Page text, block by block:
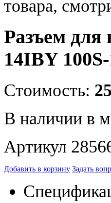
товара,
Разъем для
14IBY
Стоимость:
В наличии в
Артикул
Добавить в корзину Задать